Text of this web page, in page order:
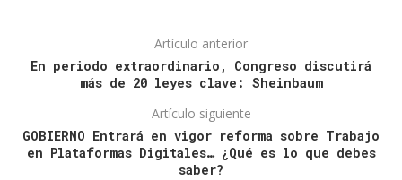
Artículo anterior
En periodo extraordinario, Congreso discutirá
más de 20 leyes clave: Sheinbaum
Artículo siguiente
GOBIERNO Entrará en vigor reforma sobre Trabajo
en Plataformas Digitales… ¿Qué es lo que debes
saber?